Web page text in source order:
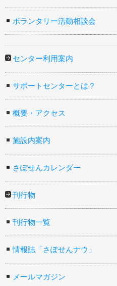
ボランタリー活動相談会
センター利用案内
サポートセンターとは？
概要・アクセス
施設内案内
さぽせんカレンダー
刊行物
刊行物一覧
情報誌「さぽせんナウ」
メールマガジン